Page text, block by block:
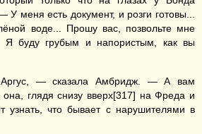
меня есть документ, и розги готовы...
воде... Прошу вас, позвольте мне
Я буду грубым и напористым, как вы
— сказала Амбридж. — А вам
глядя снизу вверх[317] на Фреда и
узнать, что бывает с нарушителями в